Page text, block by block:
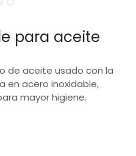
para aceite
de aceite usado con la
en acero inoxidable,
mayor higiene.